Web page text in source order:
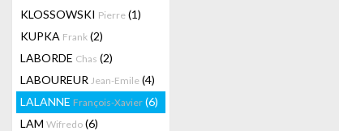
KLOSSOWSKI Pierre (1)
KUPKA Frank (2)
LABORDE Chas (2)
LABOUREUR Jean-Emile (4)
LALANNE François-Xavier (6)
LAM Wifredo (6)